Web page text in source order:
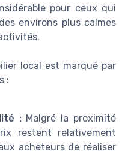
pour ceux qui
environs plus calmes
local est marqué par
:
:Malgré la proximité
restent relativement
acheteurs de réaliser